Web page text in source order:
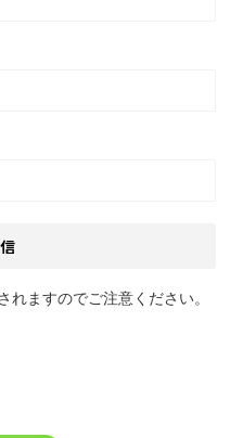
れますのでご注意ください。